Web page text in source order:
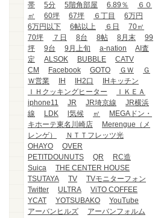
帯
5分 5階角部屋 6.89％
６０
㎡
60坪 67坪 ６丁目
6万円
6万円以下
6帖以上 ６日
70㎡
70坪
７日 8台 8帖 8月末
99
坪
9台 9月上旬 a-nation
AI査
定
ALSOK BUBBLE
CATV
CM
Facebook GOTO ＧＷ
Ｇ
Ｗ営業
IH IH2口
IHキッチン
ＩＨクッキングヒーター
ＩＫＥＡ
iphone11
JR JR埼京線
JR横浜
線
LDK l気候 ㎡
MEGAドン・
キホーテ東名川崎店
Merengue（メ
レンゲ）
ＮＴＴフレッツ光
OHAYO
OVER
PETITDOUNUTS
QR
RC造
Suica
THE CENTER HOUSE
TSUTAYA
TV
TVモニターフォン
Twitter
ULTRA
ViTO COFFEE
YCAT
YOTSUBAKO
YouTube
アーバンヒルズ
アーバンフォルム